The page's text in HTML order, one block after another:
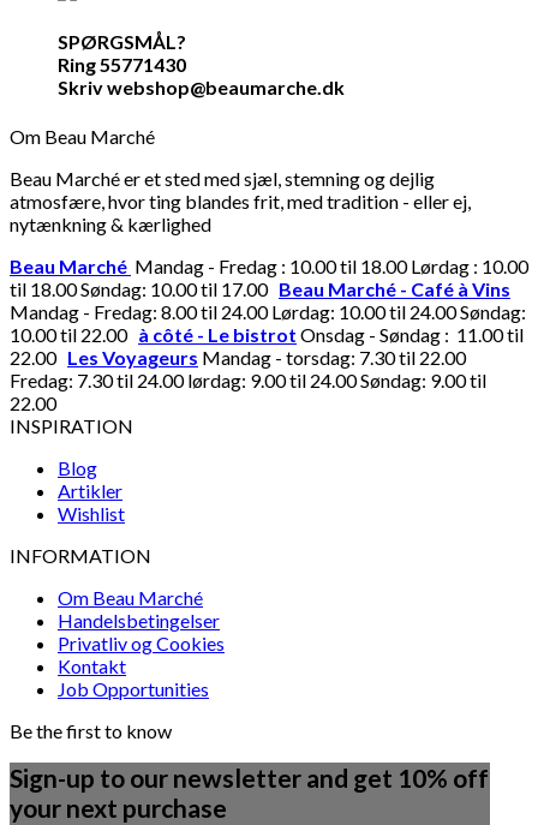
SPØRGSMÅL?
Ring 55771430
Skriv webshop@beaumarche.dk
Om Beau Marché
Beau Marché er et sted med sjæl, stemning og dejlig
atmosfære, hvor ting blandes frit, med tradition - eller ej,
nytænkning & kærlighed
Beau Marché Mandag - Fredag : 10.00 til 18.00 Lørdag : 10.00
til 18.00 Søndag: 10.00 til 17.00 Beau Marché - Café à Vins
Mandag - Fredag: 8.00 til 24.00 Lørdag: 10.00 til 24.00 Søndag:
10.00 til 22.00 à côté - Le bistrot Onsdag - Søndag : 11.00 til
22.00 Les Voyageurs Mandag - torsdag: 7.30 til 22.00
Fredag: 7.30 til 24.00 lørdag: 9.00 til 24.00 Søndag: 9.00 til
22.00
INSPIRATION
Blog
Artikler
Wishlist
INFORMATION
Om Beau Marché
Handelsbetingelser
Privatliv og Cookies
Kontakt
Job Opportunities
Be the first to know
Sign-up to our newsletter and get 10% off
your next purchase